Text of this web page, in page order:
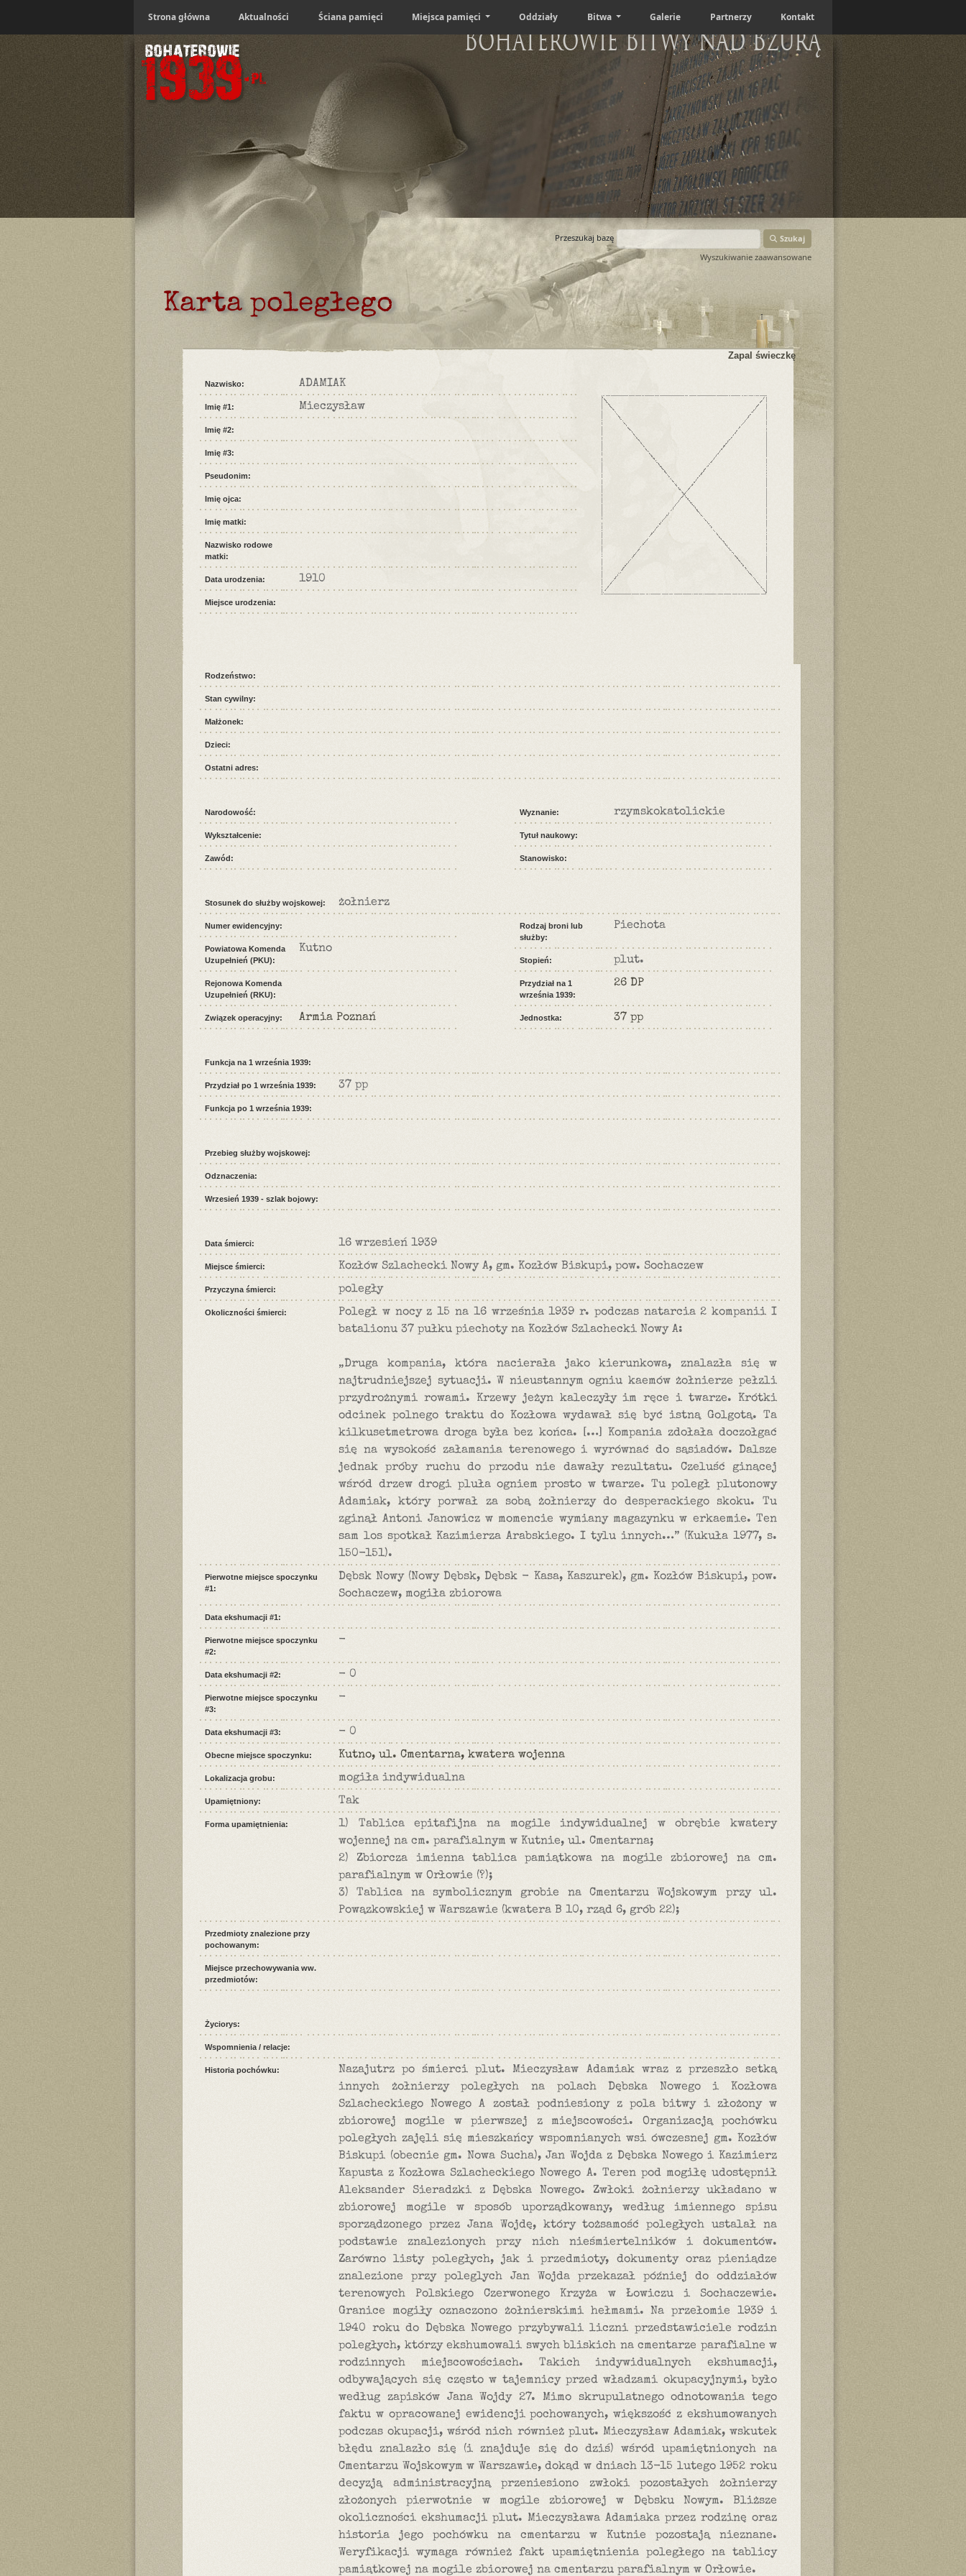
Strona główna Aktualności Ściana pamięci Miejsca pamięci Oddziały Bitwa Galerie Partnerzy Kontakt
Bohaterowie Bitwy nad Bzurą
Przeszukaj bazę
Szukaj
Wyszukiwanie zaawansowane
Karta poległego
Zapal świeczkę
Nazwisko: ADAMIAK
Imię #1: Mieczysław
Imię #2:
Imię #3:
Pseudonim:
Imię ojca:
Imię matki:
Nazwisko rodowe
matki:
Data urodzenia: 1910
Miejsce urodzenia:
Rodzeństwo:
Stan cywilny:
Małżonek:
Dzieci:
Ostatni adres:
Narodowość:
Wykształcenie:
Zawód:
Wyznanie: rzymskokatolickie
Tytuł naukowy:
Stanowisko:
Stosunek do służby wojskowej: żołnierz
Numer ewidencyjny:
Powiatowa Komenda
Uzupełnień (PKU):
Kutno
Rejonowa Komenda
Uzupełnień (RKU):
Związek operacyjny: Armia Poznań
Rodzaj broni lub
służby:
Piechota
Stopień: plut.
Przydział na 1
września 1939:
26 DP
Jednostka: 37 pp
Funkcja na 1 września 1939:
Przydział po 1 września 1939: 37 pp
Funkcja po 1 września 1939:
Przebieg służby wojskowej:
Odznaczenia:
Wrzesień 1939 - szlak bojowy:
Data śmierci: 16 wrzesień 1939
Miejsce śmierci: Kozłów Szlachecki Nowy A, gm. Kozłów Biskupi, pow. Sochaczew
Przyczyna śmierci: poległy
Okoliczności śmierci:
Poległ w nocy z 15 na 16 września 1939 r. podczas natarcia 2 kompanii I
batalionu 37 pułku piechoty na Kozłów Szlachecki Nowy A:
„Druga kompania, która nacierała jako kierunkowa, znalazła się w
najtrudniejszej sytuacji. W nieustannym ogniu kaemów żołnierze pełzli
przydrożnymi rowami. Krzewy jeżyn kaleczyły im ręce i twarze. Krótki
odcinek polnego traktu do Kozłowa wydawał się być istną Golgotą. Ta
kilkusetmetrowa droga była bez końca. […] Kompania zdołała doczołgać
się na wysokość załamania terenowego i wyrównać do sąsiadów. Dalsze
jednak próby ruchu do przodu nie dawały rezultatu. Czeluść ginącej
wśród drzew drogi pluła ogniem prosto w twarze. Tu poległ plutonowy
Adamiak, który porwał za sobą żołnierzy do desperackiego skoku. Tu
zginął Antoni Janowicz w momencie wymiany magazynku w erkaemie. Ten
sam los spotkał Kazimierza Arabskiego. I tylu innych…” (Kukuła 1977, s.
150-151).
Pierwotne miejsce spoczynku
#1:
Dębsk Nowy (Nowy Dębsk, Dębsk - Kasa, Kaszurek), gm. Kozłów Biskupi, pow.
Sochaczew, mogiła zbiorowa
Data ekshumacji #1:
Pierwotne miejsce spoczynku
#2:
-
Data ekshumacji #2: - 0
Pierwotne miejsce spoczynku
#3:
-
Data ekshumacji #3: - 0
Obecne miejsce spoczynku: Kutno, ul. Cmentarna, kwatera wojenna
Lokalizacja grobu: mogiła indywidualna
Upamiętniony: Tak
Forma upamiętnienia:
1) Tablica epitafijna na mogile indywidualnej w obrębie kwatery
wojennej na cm. parafialnym w Kutnie, ul. Cmentarna;
2) Zbiorcza imienna tablica pamiątkowa na mogile zbiorowej na cm.
parafialnym w Orłowie (?);
3) Tablica na symbolicznym grobie na Cmentarzu Wojskowym przy ul.
Powązkowskiej w Warszawie (kwatera B 10, rząd 6, grób 22);
Przedmioty znalezione przy
pochowanym:
Miejsce przechowywania ww.
przedmiotów:
Życiorys:
Wspomnienia / relacje:
Historia pochówku:
Nazajutrz po śmierci plut. Mieczysław Adamiak wraz z przeszło setką
innych żołnierzy poległych na polach Dębska Nowego i Kozłowa
Szlacheckiego Nowego A został podniesiony z pola bitwy i złożony w
zbiorowej mogile w pierwszej z miejscowości. Organizacją pochówku
poległych zajęli się mieszkańcy wspomnianych wsi ówczesnej gm. Kozłów
Biskupi (obecnie gm. Nowa Sucha), Jan Wojda z Dębska Nowego i Kazimierz
Kapusta z Kozłowa Szlacheckiego Nowego A. Teren pod mogiłę udostępnił
Aleksander Sieradzki z Dębska Nowego. Zwłoki żołnierzy układano w
zbiorowej mogile w sposób uporządkowany, według imiennego spisu
sporządzonego przez Jana Wojdę, który tożsamość poległych ustalał na
podstawie znalezionych przy nich nieśmiertelników i dokumentów.
Zarówno listy poległych, jak i przedmioty, dokumenty oraz pieniądze
znalezione przy poleglych Jan Wojda przekazał później do oddziałów
terenowych Polskiego Czerwonego Krzyża w Łowiczu i Sochaczewie.
Granice mogiły oznaczono żołnierskimi hełmami. Na przełomie 1939 i
1940 roku do Dębska Nowego przybywali liczni przedstawiciele rodzin
poległych, którzy ekshumowali swych bliskich na cmentarze parafialne w
rodzinnych miejscowościach. Takich indywidualnych ekshumacji,
odbywających się często w tajemnicy przed władzami okupacyjnymi, było
według zapisków Jana Wojdy 27. Mimo skrupulatnego odnotowania tego
faktu w opracowanej ewidencji pochowanych, większość z ekshumowanych
podczas okupacji, wśród nich również plut. Mieczysław Adamiak, wskutek
błędu znalazło się (i znajduje się do dziś) wśród upamiętnionych na
Cmentarzu Wojskowym w Warszawie, dokąd w dniach 13-15 lutego 1952 roku
decyzją administracyjną przeniesiono zwłoki pozostałych żołnierzy
złożonych pierwotnie w mogile zbiorowej w Dębsku Nowym. Bliższe
okoliczności ekshumacji plut. Mieczysława Adamiaka przez rodzinę oraz
historia jego pochówku na cmentarzu w Kutnie pozostają nieznane.
Weryfikacji wymaga również fakt upamiętnienia poległego na tablicy
pamiątkowej na mogile zbiorowej na cmentarzu parafialnym w Orłowie.